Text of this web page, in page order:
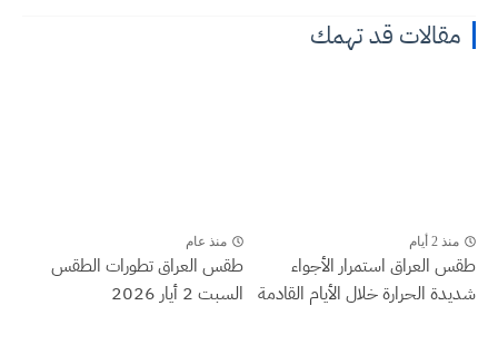
مقالات قد تهمك
منذ 2 أيام
طقس العراق ‏استمرار الأجواء
شديدة الحرارة خلال الأيام القادمة
منذ عام
طقس العراق تطورات الطقس
السبت 2 أيار 2026